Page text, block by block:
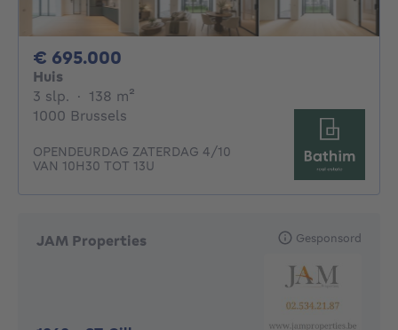
€ 695.000
Huis
3 slp. 3 slaapkamers
· 138 m²
1000 Brussels
OPENDEURDAG ZATERDAG 4/10
VAN 10H30 TOT 13U
JAM Properties Gesponsord